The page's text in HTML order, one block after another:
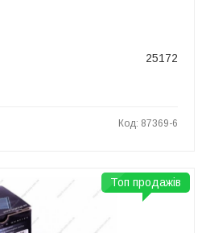
25172
Код: 87369-6
Топ продажів